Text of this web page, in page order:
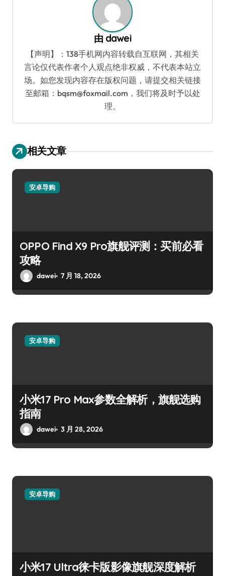
由 dawei
【声明】：138手机网内容转载自互联网，其相关
言论仅代表作者个人观点绝非权威，不代表本站立
场。如您发现内容存在版权问题，请提交相关链接
至邮箱：bqsm@foxmail.com，我们将及时予以处
理。
相关文章
安卓导购
OPPO Find X9 Pro旗舰评测：买前必看
攻略
dawei 7 月 18, 2026
安卓导购
小米17 Pro Max参数全解析，旗舰选购
指南
dawei 3 月 28, 2026
安卓导购
小米17 Ultra徕卡版影像旗舰深度解析